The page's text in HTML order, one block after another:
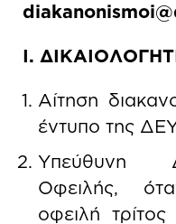
diakanonismoi@
Ι.
Αίτηση
έντυπο της
Υπεύθυνη
Οφειλής,
οφειλή